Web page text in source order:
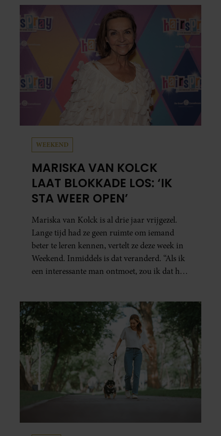
zonovergoten bestemming én vertelt ze hoe
bijzonder de reis voor haar is geweest.
WEEKEND
MARISKA VAN KOLCK
LAAT BLOKKADE LOS: ‘IK
STA WEER OPEN’
Mariska van Kolck is al drie jaar vrijgezel.
Lange tijd had ze geen ruimte om iemand
beter te leren kennen, vertelt ze deze week in
Weekend. Inmiddels is dat veranderd. “Als ik
een interessante man ontmoet, zou ik dat heel